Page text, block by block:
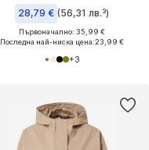
28,79 € (56,31 лв.³)
Първоначално: 35,99 €
Последна най-ниска цена:23,99 €
+3